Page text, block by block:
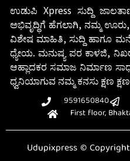
ಉಡುಪಿ Xpress ಸುದ್ದಿ
ಅಭಿವೃದ್ಧಿಗೆ ಹೆಗಲಾಗಿ, ನಮ್ಮ
ವಿಶೇಷ ಮಾಹಿತಿ, ಸುದ್ದಿ ಹಾಗೂ
ಧ್ಯೇಯ. ಮನುಷ್ಯ ಪರ ಕಾಳಜಿ,
ಆಹ್ಲಾದಕರ ಸಮಾಜ ನಿರ್ಮಾಣ
ಧ್ವನಿಯಾಗುವ ನಮ್ಮ ಕನಸು ಕ್ಷಣ
9591650840
First floor,
Udupixpress ©